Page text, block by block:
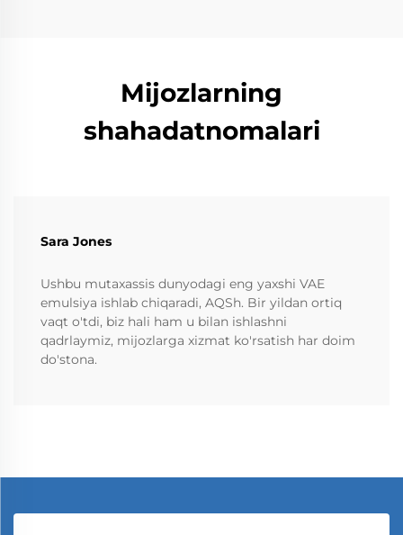
Mijozlarning
shahadatnomalari
Sara Jones
Ushbu mutaxassis dunyodagi eng yaxshi VAE
emulsiya ishlab chiqaradi, AQSh. Bir yildan ortiq
vaqt o'tdi, biz hali ham u bilan ishlashni
qadrlaymiz, mijozlarga xizmat ko'rsatish har doim
do'stona.